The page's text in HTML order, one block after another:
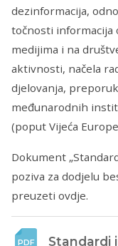
dezinformacija,
točnosti informacija
medijima i na
aktivnosti, načela
djelovanja,
međunarodnih
(poput Vijeća
Dokument
poziva za dodjelu
preuzeti ovdje.
Standardi